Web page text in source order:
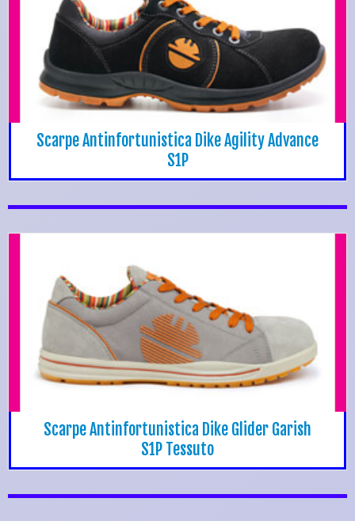
Scarpe Antinfortunistica Dike Agility Advance
S1P
Scarpe Antinfortunistica Dike Glider Garish
S1P Tessuto